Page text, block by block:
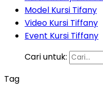
Model Kursi Tifany
Video Kursi Tiffany
Event Kursi Tiffany
Cari untuk:
Tag